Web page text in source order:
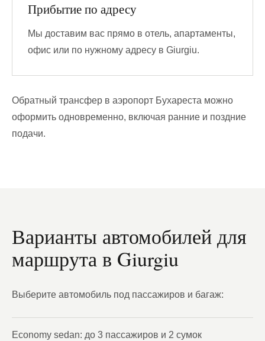
Прибытие по адресу
Мы доставим вас прямо в отель, апартаменты,
офис или по нужному адресу в Giurgiu.
Обратный трансфер в аэропорт Бухареста можно
оформить одновременно, включая ранние и поздние
подачи.
Варианты автомобилей для
маршрута в Giurgiu
Выберите автомобиль под пассажиров и багаж:
Economy sedan: до 3 пассажиров и 2 сумок